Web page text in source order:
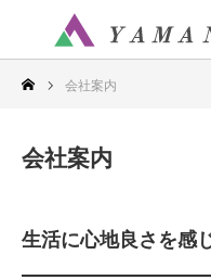
会社案内
会社案内
生活に心地良さを感